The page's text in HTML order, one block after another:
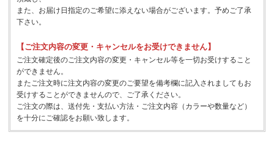
また、お届け日指定のご希望に添えない場合がございます。予めご了承
下さい。
【ご注文内容の変更・キャンセルをお受けできません】
ご注文確定後のご注文内容の変更・キャンセル等を一切お受けすること
ができません。
またご注文時に注文内容の変更のご要望を備考欄に記入されましてもお
受けすることができませんので、ご了承ください。
ご注文の際は、送付先・支払い方法・ご注文内容（カラーや数量など）
を十分にご確認をお願い致します。